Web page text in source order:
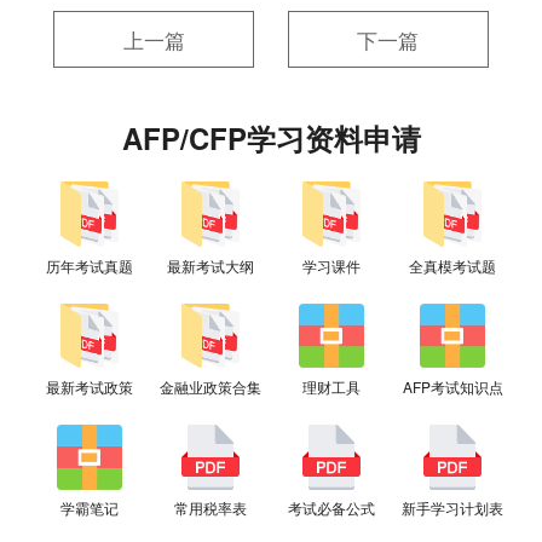
上一篇 下一篇
AFP/CFP学习资料申请
历年考试真题 最新考试大纲 学习课件 全真模考试题
最新考试政策 金融业政策合集 理财工具 AFP考试知识点
学霸笔记 常用税率表 考试必备公式 新手学习计划表